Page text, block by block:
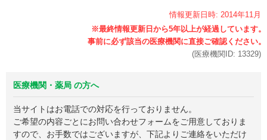
情報更新日時: 2014年11月
(医療機関ID: 13329)
医療機関・薬局 の方へ
当サイトはお電話での対応を行っておりません。
ご希望の内容ごとにお問い合わせフォームをご用意しておりま
すので、お手数ではございますが、下記よりご連絡をいただけ